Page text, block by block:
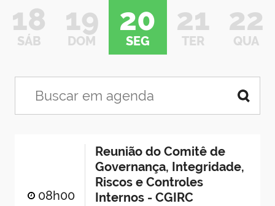
18
SÁB
19
DOM
20
SEG
21
TER
22
QUA
08h00
Reunião do Comitê de
Governança, Integridade,
Riscos e Controles
Internos - CGIRC